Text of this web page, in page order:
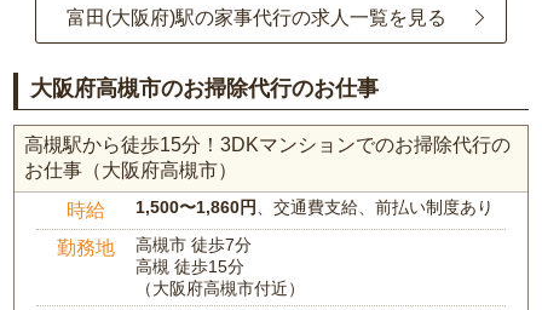
富田(大阪府)駅の家事代行の求人一覧を見る
大阪府高槻市のお掃除代行のお仕事
高槻駅から徒歩15分！3DKマンションでのお掃除代行の
お仕事（大阪府高槻市）
時給 1,500〜1,860円 、交通費支給、前払い制度あり
勤務地
高槻市 徒歩7分
高槻 徒歩15分
（大阪府高槻市付近）